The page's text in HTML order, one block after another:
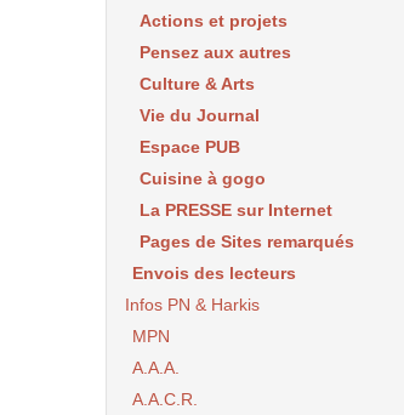
Actions et projets
Pensez aux autres
Culture & Arts
Vie du Journal
Espace PUB
Cuisine à gogo
La PRESSE sur Internet
Pages de Sites remarqués
Envois des lecteurs
Infos PN & Harkis
MPN
A.A.A.
A.A.C.R.